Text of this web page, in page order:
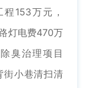
153万元，
灯电费470万
臭治理项目
小巷清扫清